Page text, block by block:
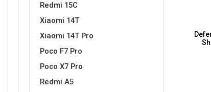
Redmi 15C
Xiaomi 14T
Xiaomi 14T Pro
Poco F7 Pro
Poco X7 Pro
Redmi A5
Životinjsko carstvo
Preklopne maskice